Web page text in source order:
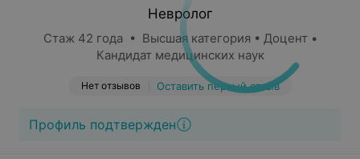
Невролог
Стаж 42 года • Высшая категория • Доцент •
Кандидат медицинских наук
Нет отзывов Оставить первый отзыв
Профиль подтвержден